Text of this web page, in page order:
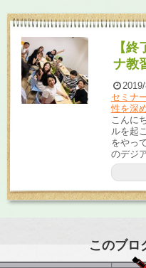
【
ナ教
セミナ
性を深
こんに
ルを起
をやっ
のデジ
このブロ